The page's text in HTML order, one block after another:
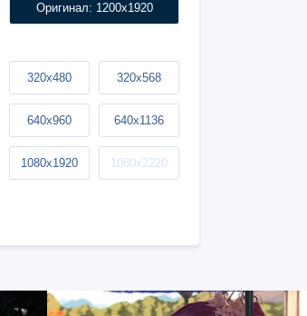
Оригинал: 1200x1920
320x480 320x568
640x960 640x1136
1080x1920 1080x2220